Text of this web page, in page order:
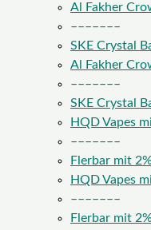
Al Fakher
–––––––
SKE Crystal
Al Fakher
–––––––
SKE Crystal
HQD Vapes
–––––––
Flerbar mit
HQD Vapes
–––––––
Flerbar mit